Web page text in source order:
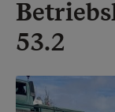
53.2